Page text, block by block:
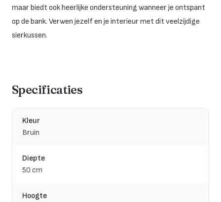
maar biedt ook heerlijke ondersteuning wanneer je ontspant
op de bank. Verwen jezelf en je interieur met dit veelzijdige
sierkussen.
Specificaties
Kleur
Bruin
Diepte
50 cm
Hoogte